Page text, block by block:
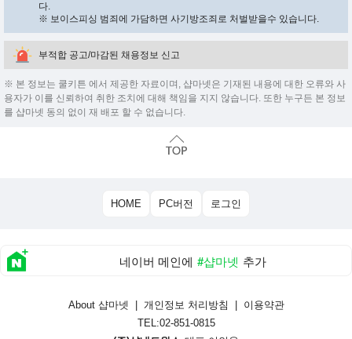
다.
※ 보이스피싱 범죄에 가담하면 사기방조죄로 처벌받을수 있습니다.
부적합 공고/마감된 채용정보 신고
※ 본 정보는 쿨키튼 에서 제공한 자료이며, 샵마넷은 기재된 내용에 대한 오류와 사
용자가 이를 신뢰하여 취한 조치에 대해 책임을 지지 않습니다. 또한 누구든 본 정보
를 샵마넷 동의 없이 재 배포 할 수 없습니다.
HOME PC버전 로그인
네이버 메인에 #샵마넷 추가
About 샵마넷 개인정보 처리방침
이용약관
TEL:02-851-0815